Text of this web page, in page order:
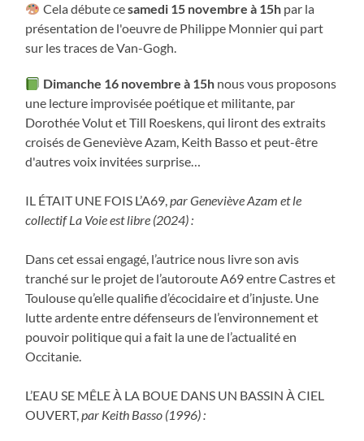
Cela débute cesamedi 15 novembre à 15hpar la
présentation de l'oeuvre de Philippe Monnier qui part
sur les traces de Van-Gogh.
Dimanche 16 novembre à 15hnous vous proposons
une lecture improvisée poétique et militante, par
Dorothée Volut et Till Roeskens, qui liront des extraits
croisés de Geneviève Azam, Keith Basso et peut-être
d'autres voix invitées surprise…
IL ÉTAIT UNE FOIS L’A69,par Geneviève Azam et le
collectif La Voie est libre (2024) :
Dans cet essai engagé, l’autrice nous livre son avis
tranché sur le projet de l’autoroute A69 entre Castres et
Toulouse qu’elle qualifie d’écocidaire et d’injuste. Une
lutte ardente entre défenseurs de l’environnement et
pouvoir politique qui a fait la une de l’actualité en
Occitanie.
L’EAU SE MÊLE À LA BOUE DANS UN BASSIN À CIEL
OUVERT,par Keith Basso (1996) :